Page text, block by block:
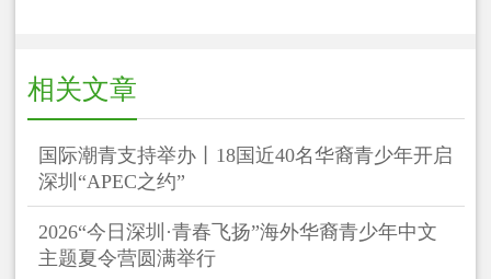
相关文章
国际潮青支持举办丨18国近40名华裔青少年开启
深圳“APEC之约”
2026“今日深圳·青春飞扬”海外华裔青少年中文
主题夏令营圆满举行